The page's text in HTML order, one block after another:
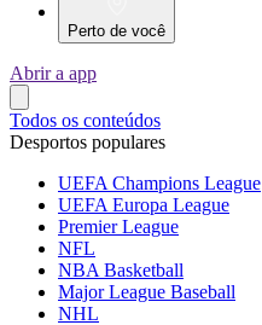
Perto de você
Abrir a app
Todos os conteúdos
Desportos populares
UEFA Champions League
UEFA Europa League
Premier League
NFL
NBA Basketball
Major League Baseball
NHL